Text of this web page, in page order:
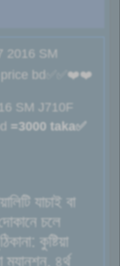
2016 SM
price bd✅✅❤️❤️
SM J710F
=3000 taka✅
যাচাই বা
চলে
কুষ্টিয়া
৪র্থ